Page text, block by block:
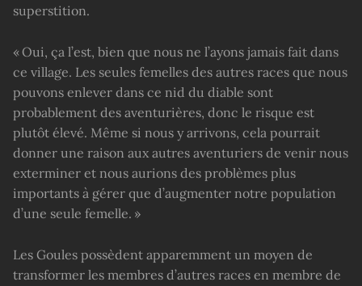
superstition.
« Oui, ça l’est, bien que nous ne l’ayons jamais fait dans
ce village. Les seules femelles des autres races que nous
pouvons enlever dans ce nid du diable sont
probablement des aventurières, donc le risque est
plutôt élevé. Même si nous y arrivons, cela pourrait
donner une raison aux autres aventuriers de venir nous
exterminer et nous aurions des problèmes plus
importants à gérer que d’augmenter notre population
d’une seule femelle. »
Les Goules possèdent apparemment un moyen de
transformer les membres d’autres races en membre de